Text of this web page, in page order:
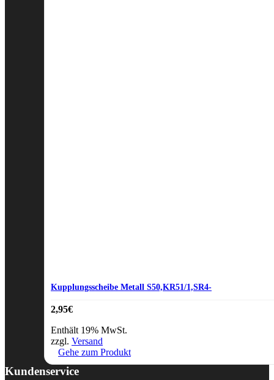
Kupplungsscheibe Metall S50,KR51/1,SR4-
2,95€
Enthält 19% MwSt.
zzgl. Versand
Gehe zum Produkt
Kundenservice